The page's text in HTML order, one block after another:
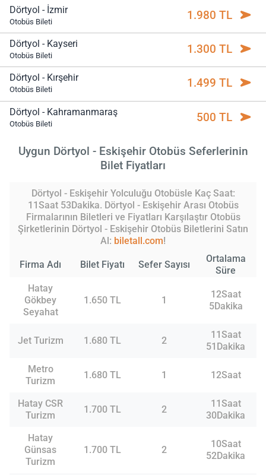
Dörtyol - İzmir
Otobüs Bileti 1.980 TL
Dörtyol - Kayseri
Otobüs Bileti 1.300 TL
Dörtyol - Kırşehir
Otobüs Bileti 1.499 TL
Dörtyol - Kahramanmaraş
Otobüs Bileti 500 TL
Uygun Dörtyol - Eskişehir Otobüs Seferlerinin
Bilet Fiyatları
Dörtyol - Eskişehir Yolculuğu Otobüsle Kaç Saat:
11Saat 53Dakika. Dörtyol - Eskişehir Arası Otobüs
Firmalarının Biletleri ve Fiyatları Karşılaştır Otobüs
Şirketlerinin Dörtyol - Eskişehir Otobüs Biletlerini Satın
Al: biletall.com!
Firma Adı Bilet Fiyatı Sefer Sayısı
Ortalama
Süre
Hatay
Gökbey
Seyahat
1.650 TL 1
12Saat
5Dakika
Jet Turizm 1.680 TL 2
11Saat
51Dakika
Metro
Turizm
1.680 TL 1 12Saat
Hatay CSR
Turizm
1.700 TL 2
11Saat
30Dakika
Hatay
Günsas
Turizm
1.700 TL 2
10Saat
52Dakika